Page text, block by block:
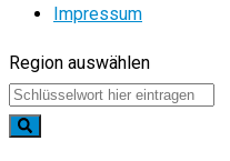
Impressum
Region auswählen